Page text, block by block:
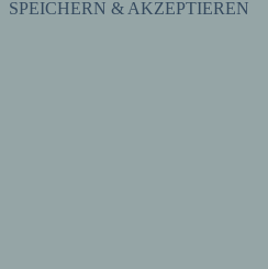
SPEICHERN & AKZEPTIEREN